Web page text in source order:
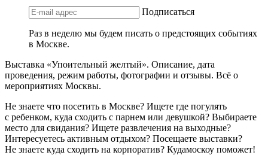
Подписаться
Раз в неделю мы будем писать о предстоящих событиях
в Москве.
Выставка «Упоительный желтый». Описание, дата
проведения, режим работы, фотографии и отзывы. Всё о
мероприятиях Москвы.
Не знаете что посетить в Москве? Ищете где погулять
с ребенком, куда сходить с парнем или девушкой? Выбираете
место для свидания? Ищете развлечения на выходные?
Интересуетесь активным отдыхом? Посещаете выставки?
Не знаете куда сходить на корпоратив? Кудамоскоу поможет!